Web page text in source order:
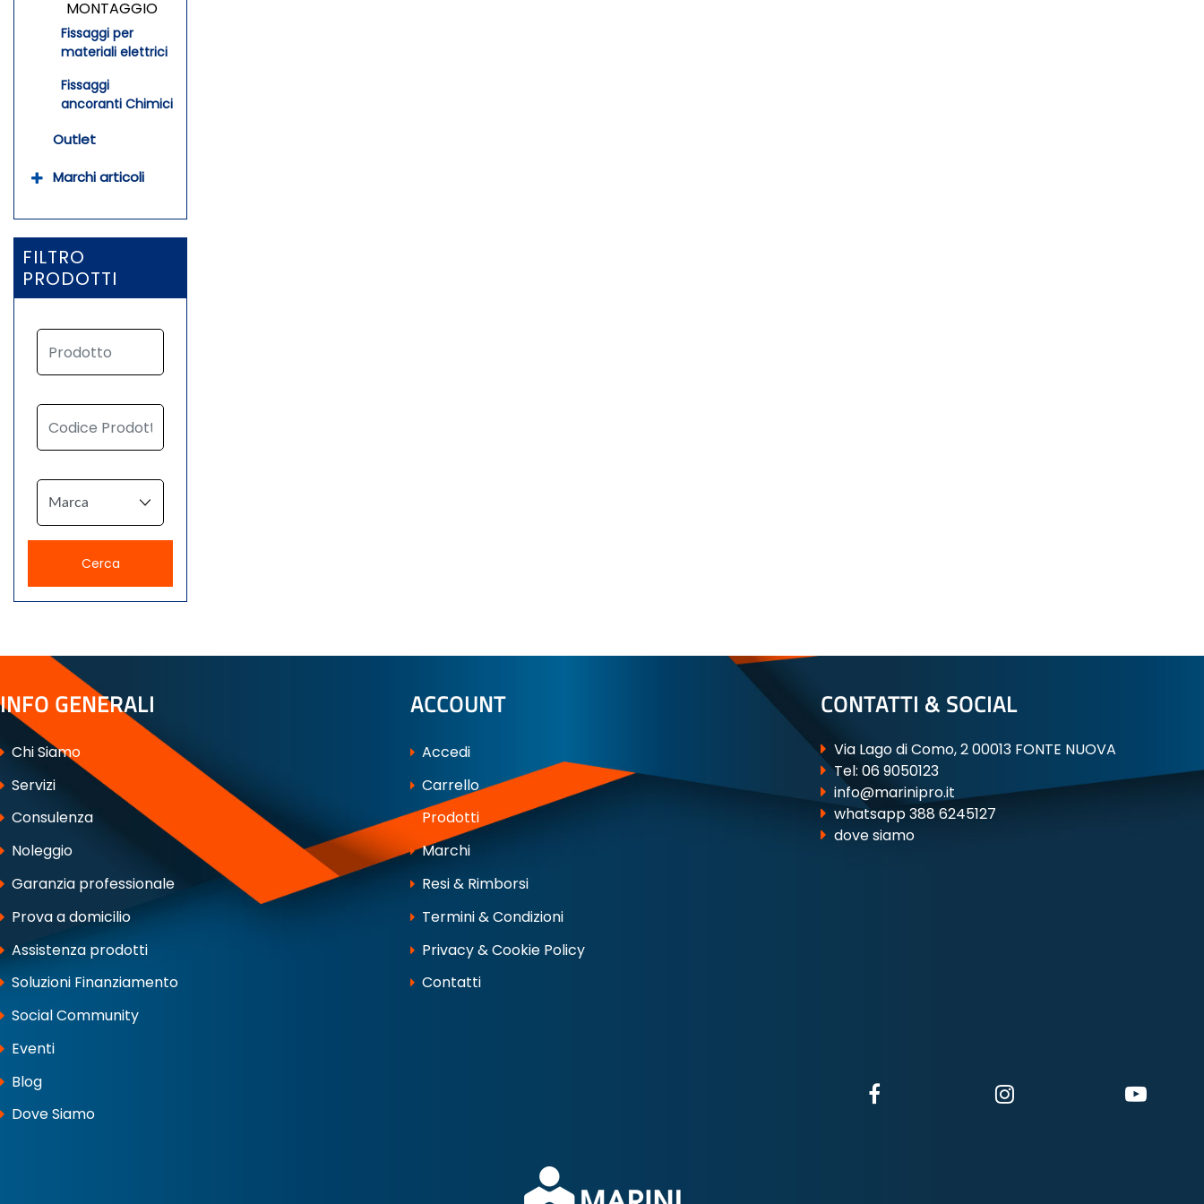
MONTAGGIO
Fissaggi per
materiali elettrici
Fissaggi
ancoranti Chimici
Outlet
Marchi articoli
FILTRO
PRODOTTI
INFO GENERALI
Chi Siamo
Servizi
Consulenza
Noleggio
Garanzia professionale
Prova a domicilio
Assistenza prodotti
Soluzioni Finanziamento
Social Community
Eventi
Blog
Dove Siamo
ACCOUNT
Accedi
Carrello
Prodotti
Marchi
Resi & Rimborsi
Termini & Condizioni
Privacy & Cookie Policy
Contatti
CONTATTI & SOCIAL
Via Lago di Como, 2 00013 FONTE NUOVA
Tel: 06 9050123
info@marinipro.it
whatsapp 388 6245127
dove siamo